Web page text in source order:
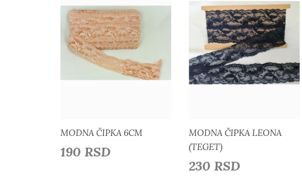
Detaljnije
Dodaj u listu želja
MODNA ČIPKA 6CM
190 RSD
Detaljnije
Dodaj u listu želja
MODNA ČIPKA LEONA
(TEGET)
230 RSD